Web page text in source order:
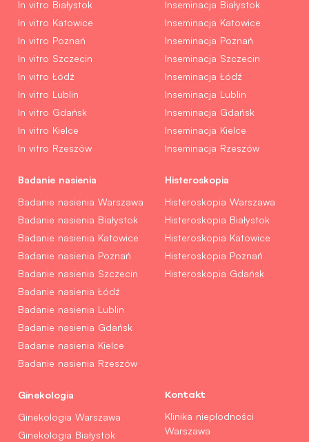
In vitro Białystok
In vitro Katowice
In vitro Poznań
In vitro Szczecin
In vitro Łódź
In vitro Lublin
In vitro Gdańsk
In vitro Kielce
In vitro Rzeszów
Inseminacja Białystok
Inseminacja Katowice
Inseminacja Poznań
Inseminacja Szczecin
Inseminacja Łódź
Inseminacja Lublin
Inseminacja Gdańsk
Inseminacja Kielce
Inseminacja Rzeszów
Badanie nasienia
Badanie nasienia Warszawa
Badanie nasienia Białystok
Badanie nasienia Katowice
Badanie nasienia Poznań
Badanie nasienia Szczecin
Badanie nasienia Łódź
Badanie nasienia Lublin
Badanie nasienia Gdańsk
Badanie nasienia Kielce
Badanie nasienia Rzeszów
Histeroskopia
Histeroskopia Warszawa
Histeroskopia Białystok
Histeroskopia Katowice
Histeroskopia Poznań
Histeroskopia Gdańsk
Ginekologia
Ginekologia Warszawa
Ginekologia Białystok
Kontakt
Klinika niepłodności
Warszawa